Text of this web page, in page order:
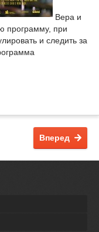
Вера и
программу, при
и следить за
Вперед